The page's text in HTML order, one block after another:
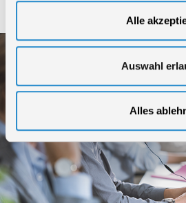
Alle
Auswahl
Alles